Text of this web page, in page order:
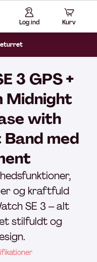
Log ind Kurv
3 GPS +
Midnight
with
med
og kraftfuld
SE 3 – alt
stilfuldt og